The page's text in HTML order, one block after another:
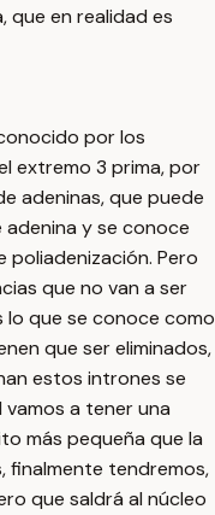
que en realidad es
por los
extremo 3 prima, por
adeninas, que puede
y se conoce
Pero
que no van a ser
lo que se conoce como
que ser eliminados,
estos intrones se
vamos a tener una
más pequeña que la
finalmente tendremos,
que saldrá al núcleo